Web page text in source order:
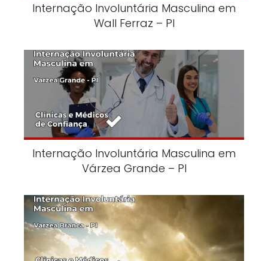
Internação Involuntária Masculina em
Wall Ferraz – PI
Internação Involuntária Masculina em
Várzea Grande – PI